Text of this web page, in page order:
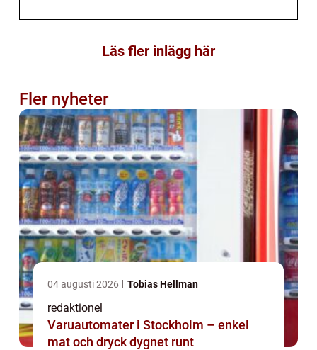
Läs fler inlägg här
Fler nyheter
04 augusti 2026 Tobias Hellman
redaktionel
Varuautomater i Stockholm – enkel
mat och dryck dygnet runt